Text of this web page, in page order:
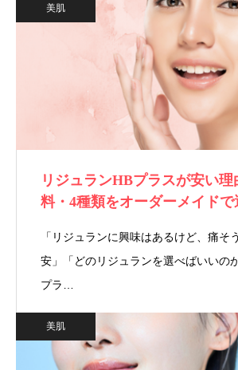
美肌
リジュランHBプラスが安い
料・4種類をオーダーメイド
「リジュランに興味はあるけど、痛そ
安」「どのリジュランを選べばいいの
プラ…
美肌